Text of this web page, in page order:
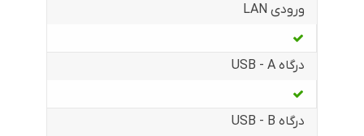
ورودی LAN
درگاه USB - A
درگاه USB - B